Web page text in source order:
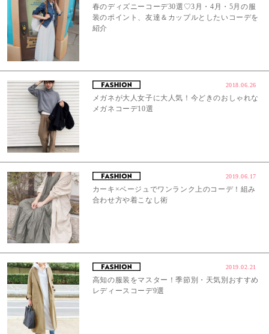
春のディズニーコーデ30選♡3月・4月・5月の服
装のポイント、友達＆カップルとしたいコーデを
紹介
2018.06.26
メガネが大人女子に大人気！今どきのおしゃれな
メガネコーデ10選
2019.06.17
カーキ×ベージュでワンランク上のコーデ！組み
合わせ方や着こなし術
2019.02.21
高知の服装をマスター！季節別・天気別おすすめ
レディースコーデ9選